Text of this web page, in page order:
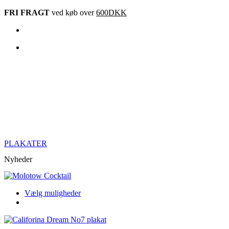
Videre
indhold
FRI FRAGT ved køb over600DKK
PLAKATER
Nyheder
Vælg mulighederDette
flere